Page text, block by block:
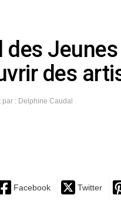
des
des
par : Delphine Caudal
Facebook Twitter